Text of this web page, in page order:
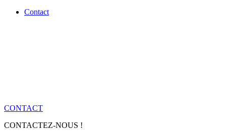
Contact
CONTACT
CONTACTEZ-NOUS !